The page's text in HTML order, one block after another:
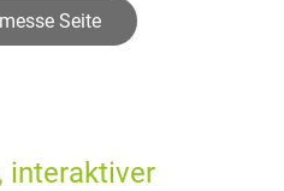
Seite
interaktiver